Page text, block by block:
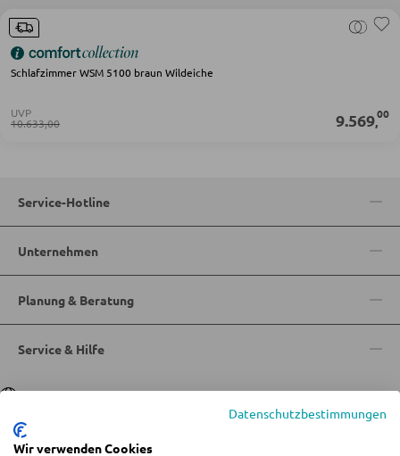
STÜHLE
Sitzbänke
Eckbänke
Tisch- und Eckbankgruppen
BADEZIMMER
Waschbecken und Armaturen
Schlafzimmer WSM 5100 braun Wildeiche
UVP
10.633,00 9.569,00
Service-Hotline
Unternehmen
Planung & Beratung
Service & Hilfe
SpracheDeutsch|Italiano
Datenschutzbestimmungen
Wir verwenden Cookies